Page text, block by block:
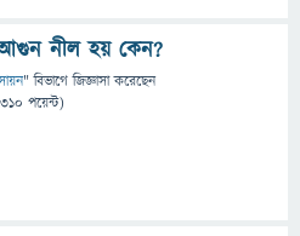
আগুন নীল হয় কেন?
" বিভাগে জিজ্ঞাসাকরেছেন
পয়েন্ট)